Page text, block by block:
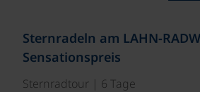
Sternradeln am LAHN-
Sensationspreis
Sternradtour | 6 Tage